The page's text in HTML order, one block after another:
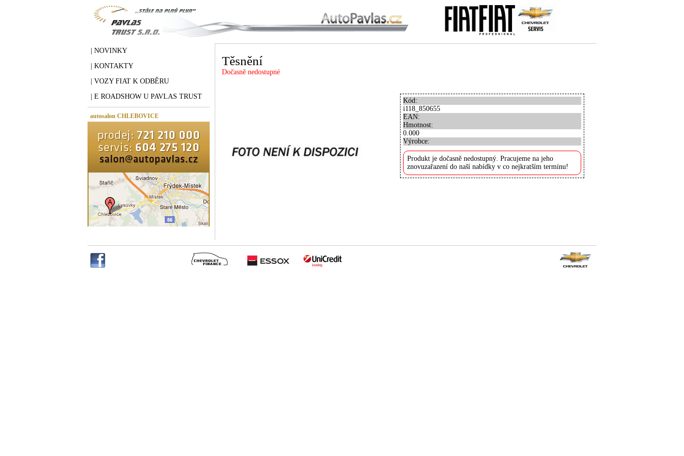
| NOVINKY
| KONTAKTY
| VOZY FIAT K ODBĚRU
| E ROADSHOW U PAVLAS TRUST
autosalon CHLEBOVICE
Těsnění
Dočasně nedostupné
Kód:
i118_850655
EAN:
Hmotnost:
0.000
Výrobce:
Produkt je dočasně nedostupný. Pracujeme na jeho
znovuzařazení do naší nabídky v co nejkratším termínu!